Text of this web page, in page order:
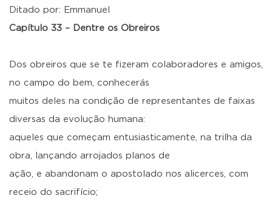
Ditado por: Emmanuel
Capítulo 33 – Dentre os Obreiros
Dos obreiros que se te fizeram colaboradores e amigos,
no campo do bem, conhecerás
muitos deles na condição de representantes de faixas
diversas da evolução humana:
aqueles que começam entusiasticamente, na trilha da
obra, lançando arrojados planos de
ação, e abandonam o apostolado nos alicerces, com
receio do sacrifício;